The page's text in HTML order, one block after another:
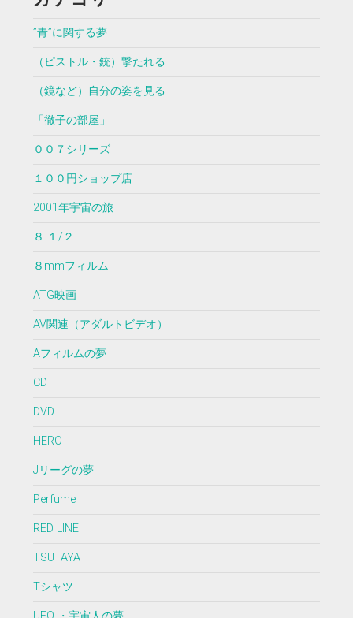
”青”に関する夢
（ピストル・銃）撃たれる
（鏡など）自分の姿を見る
「徹子の部屋」
００７シリーズ
１００円ショップ店
2001年宇宙の旅
８ １/２
８mmフィルム
ATG映画
AV関連（アダルトビデオ）
Aフィルムの夢
CD
DVD
HERO
Jリーグの夢
Perfume
RED LINE
TSUTAYA
Tシャツ